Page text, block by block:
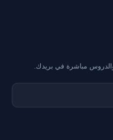
مباشرة في بريدك.